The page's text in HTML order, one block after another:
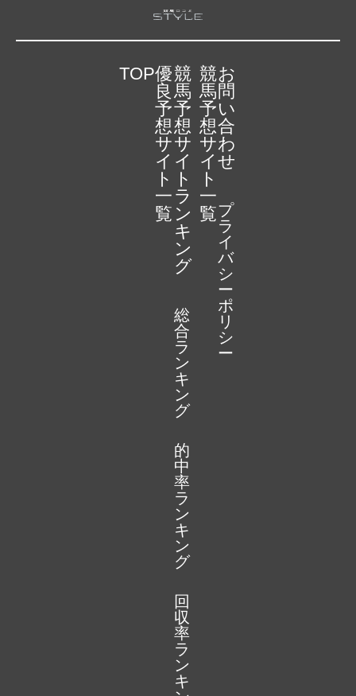
TOP優
良
予
想
サ
イ
ト
一
覧
競
馬
予
想
サ
イ
ト
ラ
ン
キ
ン
グ
総
合
ラ
ン
キ
ン
グ
的
中
率
ラ
ン
キ
ン
グ
回
収
率
ラ
ン
キ
競
馬
予
想
サ
イ
ト
一
覧
お
問
い
合
わ
せ
プ
ラ
イ
バ
シ
ー
ポ
リ
シ
ー